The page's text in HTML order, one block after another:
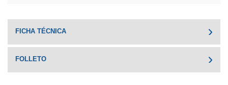
FICHA TÉCNICA
FOLLETO